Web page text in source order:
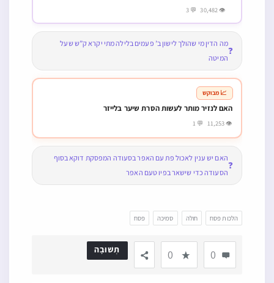
👁 30,482 💬 3
❓
מה הדין מי שהולך לישון ב’ פעמים בלילה מתי יקרא ק”ש שעל
המיטה
📈 מבוקש
האם לנזיר מותר לעשות הסרת שיער בלייזר
👁 11,253 💬 1
❓
האם יש ענין לאכול פת עם האפר בסעודה המפסקת דוקא בסוף
הסעודה כדי שישאר בפיו טעם האפר
הלכות פסח חולה סמיכה פסח
0
0 תְשׁוּבָה